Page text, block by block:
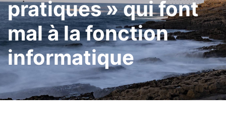
pratiques » qui font
mal à la fonction
informatique